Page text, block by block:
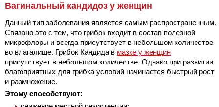
Вагинальный кандидоз у женщин
Данный тип заболевания является самым распространенным.
Связано это с тем, что грибок входит в состав полезной
микрофлоры и всегда присутствует в небольшом количестве
во влагалище. Грибок Кандида в мазке у женщин
присутствует в небольшом количестве. Однако при развитии
благоприятных для грибка условий начинается быстрый рост
и размножение.
Этому способствуют: